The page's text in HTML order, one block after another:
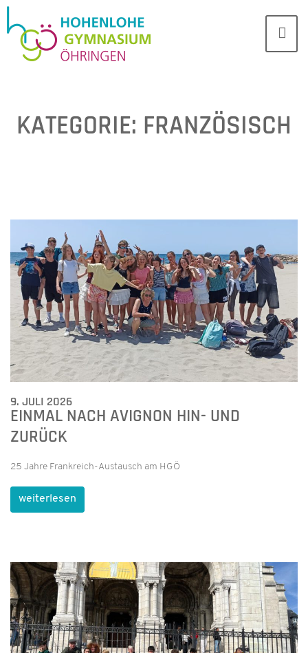
KATEGORIE: FRANZÖSISCH
9. JULI 2026
EINMAL NACH AVIGNON HIN- UND
ZURÜCK
25 Jahre Frankreich-Austausch am HGÖ
weiterlesen